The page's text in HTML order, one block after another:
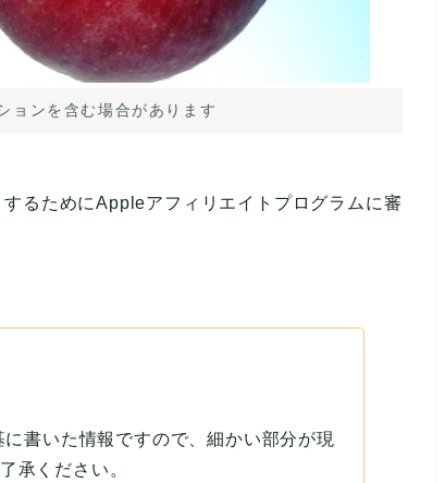
ョンを含む場合があります
るためにAppleアフィリエイトプログラムに審
書いた情報ですので、細かい部分が現
承ください。